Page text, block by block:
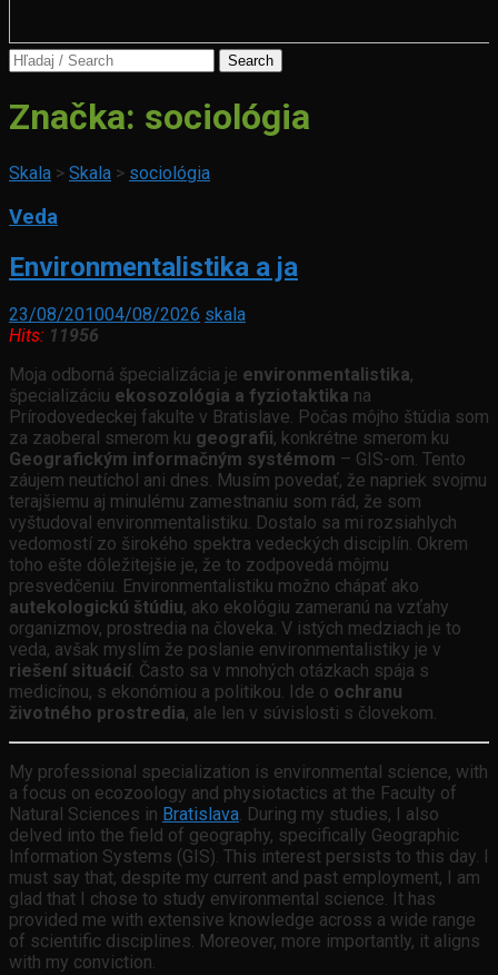
Search
Značka: sociológia
Skala > Skala > sociológia
Veda
Environmentalistika a ja
23/08/201004/08/2026 skala
Hits: 11956
Moja odborná špecializácia je environmentalistika,
špecializáciu ekosozológia a fyziotaktika na
Prírodovedeckej fakulte v Bratislave. Počas môjho štúdia som
za zaoberal smerom ku geografii, konkrétne smerom ku
Geografickým informačným systémom – GIS-om. Tento
záujem neutíchol ani dnes. Musím povedať, že napriek svojmu
terajšiemu aj minulému zamestnaniu som rád, že som
vyštudoval environmentalistiku. Dostalo sa mi rozsiahlych
vedomostí zo širokého spektra vedeckých disciplín. Okrem
toho ešte dôležitejšie je, že to zodpovedá môjmu
presvedčeniu. Environmentalistiku možno chápať ako
autekologickú štúdiu, ako ekológiu zameranú na vzťahy
organizmov, prostredia na človeka. V istých medziach je to
veda, avšak myslím že poslanie environmentalistiky je v
riešení situácií. Často sa v mnohých otázkach spája s
medicínou, s ekonómiou a politikou. Ide o ochranu
životného prostredia, ale len v súvislosti s človekom.
My professional specialization is environmental science, with
a focus on ecozoology and physiotactics at the Faculty of
Natural Sciences in Bratislava. During my studies, I also
delved into the field of geography, specifically Geographic
Information Systems (GIS). This interest persists to this day. I
must say that, despite my current and past employment, I am
glad that I chose to study environmental science. It has
provided me with extensive knowledge across a wide range
of scientific disciplines. Moreover, more importantly, it aligns
with my conviction.